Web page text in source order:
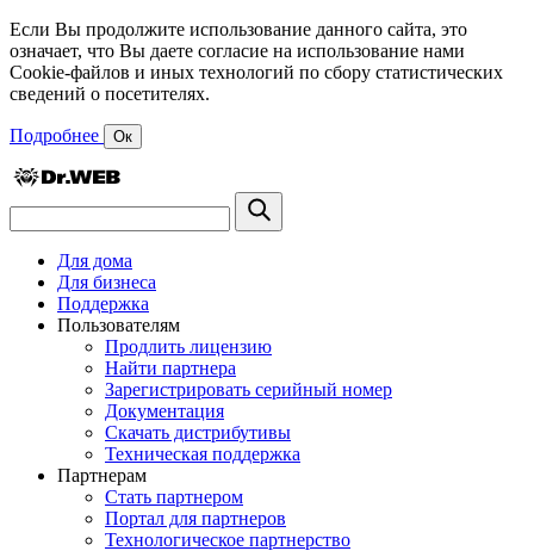
Если Вы продолжите использование данного сайта, это
означает, что Вы даете согласие на использование нами
Cookie-файлов и иных технологий по сбору статистических
сведений о посетителях.
Подробнее Ок
Для дома
Для бизнеса
Поддержка
Пользователям
Продлить лицензию
Найти партнера
Зарегистрировать серийный номер
Документация
Скачать дистрибутивы
Техническая поддержка
Партнерам
Стать партнером
Портал для партнеров
Технологическое партнерство